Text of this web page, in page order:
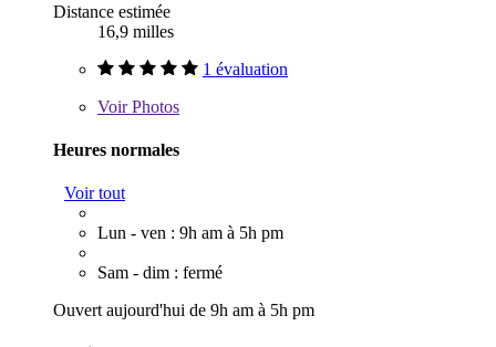
Distance estimée
16,9 milles
1 évaluation
VoirPhotos
Heures normales
Voir tout
Lun - ven : 9h am à 5h pm
Sam - dim : fermé
Ouvert aujourd'hui de 9h am à 5h pm